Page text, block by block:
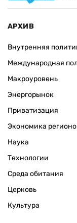
АРХИВ
Внутренняя
Международная
Макроуровень
Энергорынок
Приватизация
Экономика
Наука
Технологии
Среда обитания
Церковь
Культура